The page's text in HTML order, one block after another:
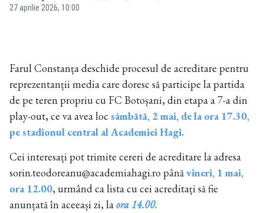
27 aprilie 2026, 10:00
Farul Constanța deschide procesul de acreditare pentru
reprezentanții media care doresc să participe la partida
de pe teren propriu cu FC Botoșani, din etapa a 7-a din
play-out, ce va avea loc sâmbătă, 2 mai, de la ora 17.30,
pe stadionul central al Academiei Hagi.
Cei interesați pot trimite cereri de acreditare la adresa
sorin.teodoreanu@academiahagi.ro pânăvineri, 1 mai,
ora 12.00, urmând ca lista cu cei acreditați să fie
anunțată în aceeași zi, laora 14.00.